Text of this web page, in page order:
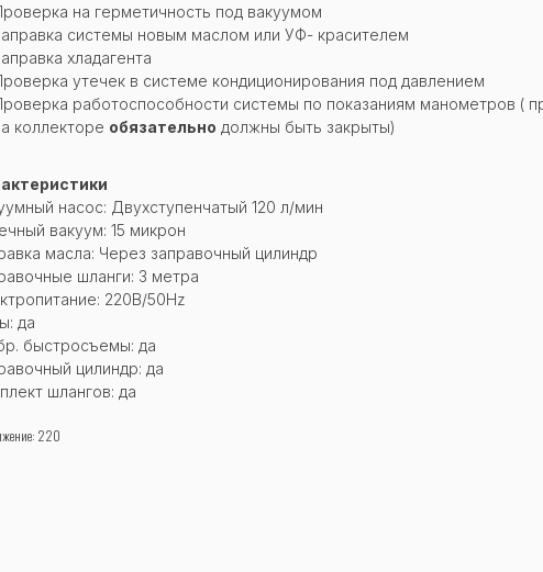
на герметичность под вакуумом
системы новым маслом или УФ- красителем
хладагента
утечек в системе кондиционирования под давлением
работоспособности системы по показаниям манометров (
коллекторе обязательно должны быть закрыты)
насос: Двухступенчатый 120 л/мин
вакуум: 15 микрон
масла: Через заправочный цилиндр
шланги: 3 метра
220В/50Hz
да
быстросъемы: да
цилиндр: да
шлангов: да
220